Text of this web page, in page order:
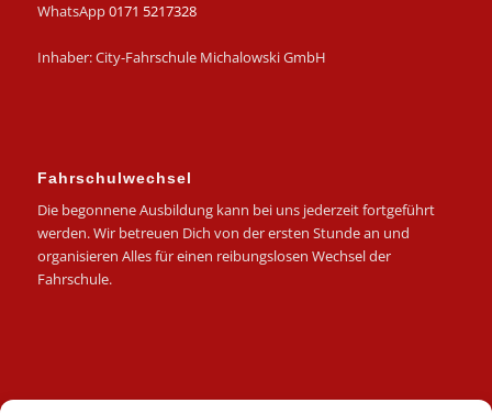
WhatsApp0171 5217328
Inhaber: City-Fahrschule Michalowski GmbH
Fahrschulwechsel
Die begonnene Ausbildung kann bei uns jederzeit fortgeführt
werden. Wir betreuen Dich von der ersten Stunde an und
organisieren Alles für einen reibungslosen Wechsel der
Fahrschule.